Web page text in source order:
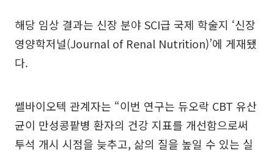
해당 임상 결과는 신장 분야 SCI급 국제 학술지 ‘신장
영양학저널(Journal of Renal Nutrition)’에 게재됐
다.
쎌바이오텍 관계자는 “이번 연구는 듀오락 CBT 유산
균이 만성콩팥병 환자의 건강 지표를 개선함으로써
투석 개시 시점을 늦추고, 삶의 질을 높일 수 있는 실